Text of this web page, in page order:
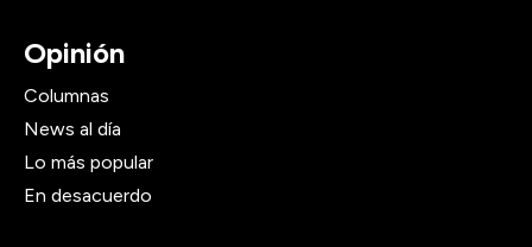
Opinión
Columnas
News al día
Lo más popular
En desacuerdo